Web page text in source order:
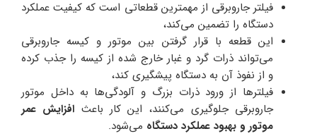
فیلتر جاروبرقی از مهمترین قطعاتی است که کیفیت عملکرد
دستگاه را تضمین می‌کند،
این قطعه با قرار گرفتن بین موتور و کیسه جاروبرقی
می‌تواند ذرات گرد و غبار خارج شده از کیسه را جذب کرده
و از نفوذ آن به دستگاه پیشگیری کند،
فیلترها از ورود ذرات بزرگ و آلودگی‌ها به داخل موتور
جاروبرقی جلوگیری می‌کنند، این کار باعث افزایش عمر
موتور و بهبود عملکرد دستگاه می‌شود.